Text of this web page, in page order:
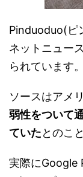
Pinduoduo(ピ
ネットニュー
られています。
ソースはアメ
弱性をついて
ていたとのこ
実際にGoogle